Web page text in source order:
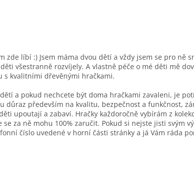
zde líbí :) Jsem máma dvou dětí a vždy jsem se pro ně
všestranně rozvíjely. A vlastně péče o mé děti mě
s kvalitními dřevěnými hračkami.
a pokud nechcete být doma hračkami zavaleni, je
důraz především na kvalitu, bezpečnost a funkčnost,
upoutají a zabaví. Hračky každoročně vybírám z
za ně mohu 100% zaručit. Pokud si nejste jisti svým
číslo uvedené v horní části stránky a já Vám ráda